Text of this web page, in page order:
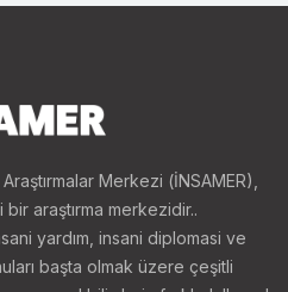
Merkezi (İNSAMER),
araştırma merkezidir..
yardım, insani diplomasi ve
başta olmak üzere çeşitli